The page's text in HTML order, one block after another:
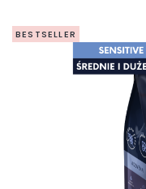
BESTSELLER